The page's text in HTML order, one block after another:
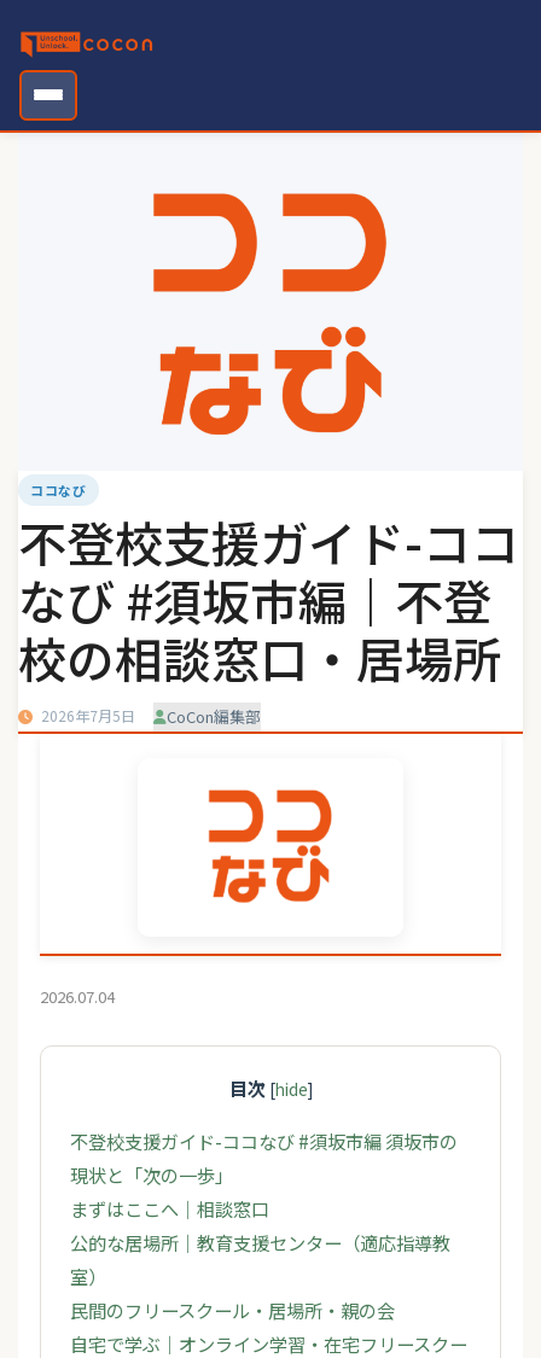
content
ココなび
不登校支援ガイド-ココ
なび #須坂市編｜不登
校の相談窓口・居場所
2026年7月5日 CoCon編集部
2026.07.04
目次 [hide]
不登校支援ガイド-ココなび #須坂市編 須坂市の
現状と「次の一歩」
まずはここへ｜相談窓口
公的な居場所｜教育支援センター（適応指導教
室）
民間のフリースクール・居場所・親の会
自宅で学ぶ｜オンライン学習・在宅フリースクー